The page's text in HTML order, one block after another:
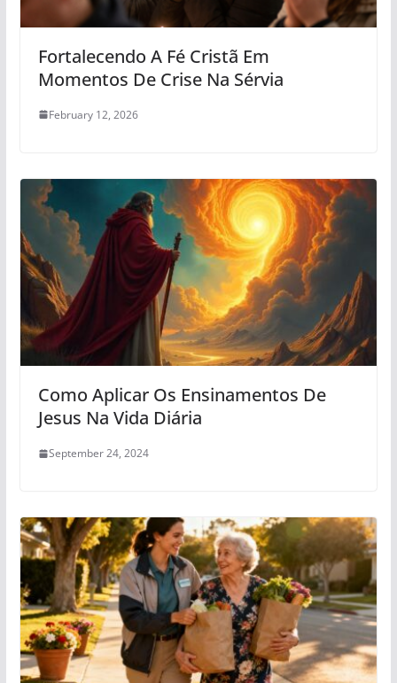
Fortalecendo A Fé Cristã Em
Momentos De Crise Na Sérvia
February 12, 2026
Como Aplicar Os Ensinamentos De
Jesus Na Vida Diária
September 24, 2024